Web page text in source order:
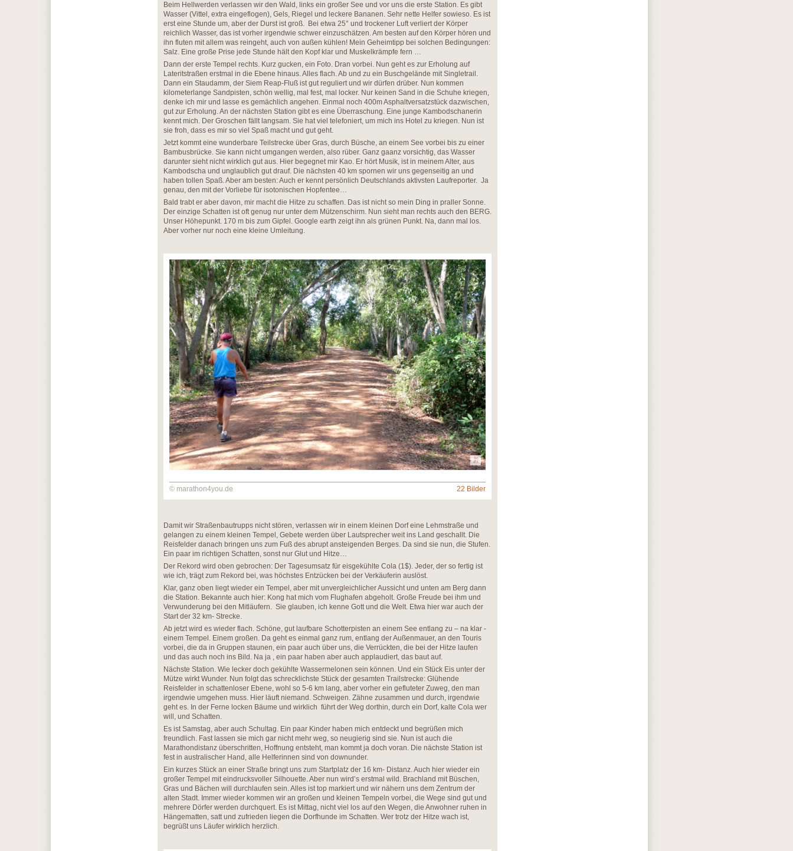
Beim Hellwerden verlassen wir den Wald, links ein großer See und vor uns die erste Station. Es gibt
Wasser (Vittel, extra eingeflogen), Gels, Riegel und leckere Bananen. Sehr nette Helfer sowieso. Es ist
erst eine Stunde um, aber der Durst ist groß. Bei etwa 25° und trockener Luft verliert der Körper
reichlich Wasser, das ist vorher irgendwie schwer einzuschätzen. Am besten auf den Körper hören und
ihn fluten mit allem was reingeht, auch von außen kühlen! Mein Geheimtipp bei solchen Bedingungen:
Salz. Eine große Prise jede Stunde hält den Kopf klar und Muskelkrämpfe fern …
Dann der erste Tempel rechts. Kurz gucken, ein Foto. Dran vorbei. Nun geht es zur Erholung auf
Lateritstraßen erstmal in die Ebene hinaus. Alles flach. Ab und zu ein Buschgelände mit Singletrail.
Dann ein Staudamm, der Siem Reap-Fluß ist gut reguliert und wir dürfen drüber. Nun kommen
kilometerlange Sandpisten, schön wellig, mal fest, mal locker. Nur keinen Sand in die Schuhe kriegen,
denke ich mir und lasse es gemächlich angehen. Einmal noch 400m Asphaltversatzstück dazwischen,
gut zur Erholung. An der nächsten Station gibt es eine Überraschung. Eine junge Kambodschanerin
kennt mich. Der Groschen fällt langsam. Sie hat viel telefoniert, um mich ins Hotel zu kriegen. Nun ist
sie froh, dass es mir so viel Spaß macht und gut geht.
Jetzt kommt eine wunderbare Teilstrecke über Gras, durch Büsche, an einem See vorbei bis zu einer
Bambusbrücke. Sie kann nicht umgangen werden, also rüber. Ganz gaanz vorsichtig, das Wasser
darunter sieht nicht wirklich gut aus. Hier begegnet mir Kao. Er hört Musik, ist in meinem Alter, aus
Kambodscha und unglaublich gut drauf. Die nächsten 40 km spornen wir uns gegenseitig an und
haben tollen Spaß. Aber am besten: Auch er kennt persönlich Deutschlands aktivsten Laufreporter. Ja
genau, den mit der Vorliebe für isotonischen Hopfentee…
Bald trabt er aber davon, mir macht die Hitze zu schaffen. Das ist nicht so mein Ding in praller Sonne.
Der einzige Schatten ist oft genug nur unter dem Mützenschirm. Nun sieht man rechts auch den BERG.
Unser Höhepunkt. 170 m bis zum Gipfel. Google earth zeigt ihn als grünen Punkt. Na, dann mal los.
Aber vorher nur noch eine kleine Umleitung.
© marathon4you.de 22 Bilder
Damit wir Straßenbautrupps nicht stören, verlassen wir in einem kleinen Dorf eine Lehmstraße und
gelangen zu einem kleinen Tempel, Gebete werden über Lautsprecher weit ins Land geschallt. Die
Reisfelder danach bringen uns zum Fuß des abrupt ansteigenden Berges. Da sind sie nun, die Stufen.
Ein paar im richtigen Schatten, sonst nur Glut und Hitze…
Der Rekord wird oben gebrochen: Der Tagesumsatz für eisgekühlte Cola (1$). Jeder, der so fertig ist
wie ich, trägt zum Rekord bei, was höchstes Entzücken bei der Verkäuferin auslöst.
Klar, ganz oben liegt wieder ein Tempel, aber mit unvergleichlicher Aussicht und unten am Berg dann
die Station. Bekannte auch hier: Kong hat mich vom Flughafen abgeholt. Große Freude bei ihm und
Verwunderung bei den Mitläufern. Sie glauben, ich kenne Gott und die Welt. Etwa hier war auch der
Start der 32 km- Strecke.
Ab jetzt wird es wieder flach. Schöne, gut laufbare Schotterpisten an einem See entlang zu – na klar -
einem Tempel. Einem großen. Da geht es einmal ganz rum, entlang der Außenmauer, an den Touris
vorbei, die da in Gruppen staunen, ein paar auch über uns, die Verrückten, die bei der Hitze laufen
und das auch noch ins Bild. Na ja , ein paar haben aber auch applaudiert, das baut auf.
Nächste Station. Wie lecker doch gekühlte Wassermelonen sein können. Und ein Stück Eis unter der
Mütze wirkt Wunder. Nun folgt das schrecklichste Stück der gesamten Trailstrecke: Glühende
Reisfelder in schattenloser Ebene, wohl so 5-6 km lang, aber vorher ein gefluteter Zuweg, den man
irgendwie umgehen muss. Hier läuft niemand. Schweigen. Zähne zusammen und durch, irgendwie
geht es. In der Ferne locken Bäume und wirklich führt der Weg dorthin, durch ein Dorf, kalte Cola wer
will, und Schatten.
Es ist Samstag, aber auch Schultag. Ein paar Kinder haben mich entdeckt und begrüßen mich
freundlich. Fast lassen sie mich gar nicht mehr weg, so neugierig sind sie. Nun ist auch die
Marathondistanz überschritten, Hoffnung entsteht, man kommt ja doch voran. Die nächste Station ist
fest in australischer Hand, alle Helferinnen sind von downunder.
Ein kurzes Stück an einer Straße bringt uns zum Startplatz der 16 km- Distanz. Auch hier wieder ein
großer Tempel mit eindrucksvoller Silhouette. Aber nun wird’s erstmal wild. Brachland mit Büschen,
Gras und Bächen will durchlaufen sein. Alles ist top markiert und wir nähern uns dem Zentrum der
alten Stadt. Immer wieder kommen wir an großen und kleinen Tempeln vorbei, die Wege sind gut und
mehrere Dörfer werden durchquert. Es ist Mittag, nicht viel los auf den Wegen, die Anwohner ruhen in
Hängematten, satt und zufrieden liegen die Dorfhunde im Schatten. Wer trotz der Hitze wach ist,
begrüßt uns Läufer wirklich herzlich.